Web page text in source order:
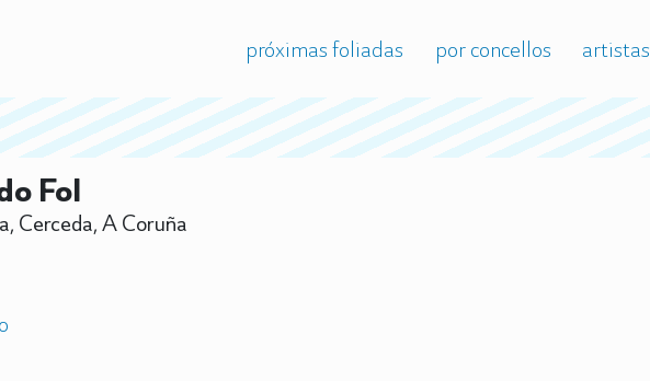
próximas foliadas por concellos artistas
Fol
Cerceda, A Coruña